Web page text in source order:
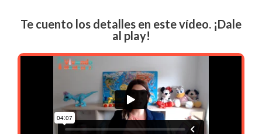
Te cuento los detalles en este vídeo. ¡Dale
al play!